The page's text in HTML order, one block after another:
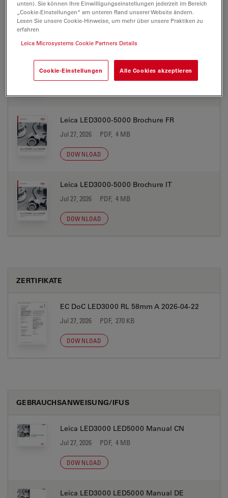
Jul 27, 2026 PDF, 4 MB
DOWNLOAD
Jul 27, 2026 PDF, 4 MB
Leica LED3000-5000 Brochure FR
Jul 27, 2026 PDF, 4 MB
DOWNLOAD
Leica LED3000-5000 Brochure IT
Jul 27, 2026 PDF, 4 MB
DOWNLOAD
ZERTIFIKATE
EC DoC LED3000 RL 58mm A 2026-04-22
Jul 27, 2026 PDF, 270 KB
DOWNLOAD
GEBRAUCHSANWEISUNG/IFUS
Leica LED3000 LED5000 Manual CN
Jul 27, 2026 PDF, 4 MB
DOWNLOAD
Leica LED3000 LED5000 Manual DE
unten). Sie können Ihre Einwilligungseinstellungen jederzeit im Bereich
„Cookie-Einstellungen“ am unteren Rand unserer Website ändern.
Lesen Sie unsere Cookie-Hinweise, um mehr über unsere Praktiken zu
erfahren
Leica Microsystems Cookie Partners Details
Cookie-Einstellungen Alle Cookies akzeptieren